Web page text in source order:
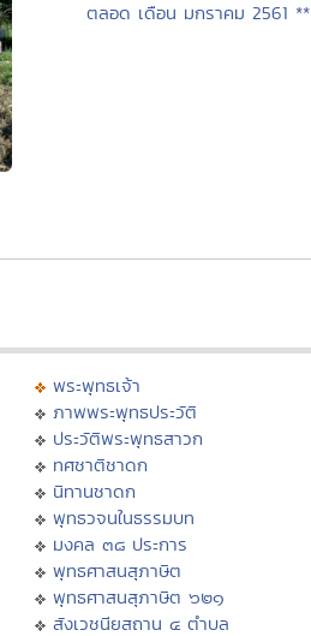
ตลอด เดือน มกราคม 2561 **
พระพุทธเจ้า
ภาพพระพุทธประวัติ
ประวัติพระพุทธสาวก
ทศชาติชาดก
นิทานชาดก
พุทธวจนในธรรมบท
มงคล ๓๘ ประการ
พุทธศาสนสุภาษิต
พุทธศาสนสุภาษิต ๖๒๑
สังเวชนียสถาน ๔ ตำบล